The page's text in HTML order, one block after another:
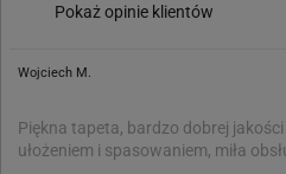
Pokaż opinie klientów
Wojciech M.
Piękna tapeta, bardzo dobrej jakości
ułożeniem i spasowaniem, miła